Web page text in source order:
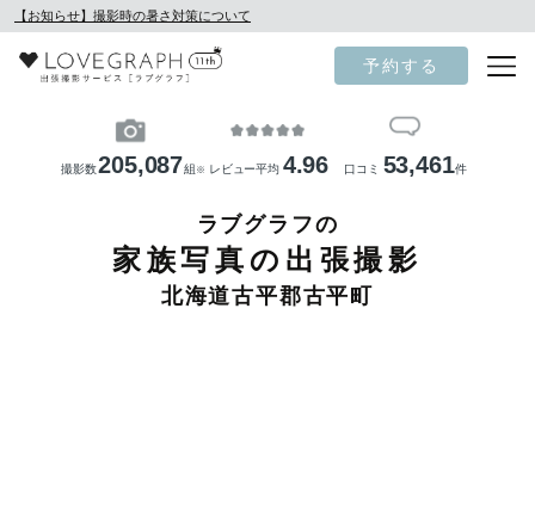
【お知らせ】撮影時の暑さ対策について
予約する
撮影数205,087組 ※ レビュー平均 4.96 口コミ 53,461件
ラブグラフの
家族写真の出張撮影
北海道古平郡古平町